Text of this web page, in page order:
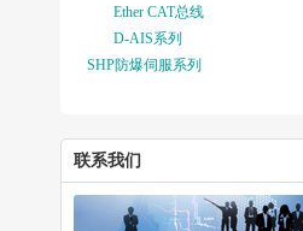
Ether CAT总线
D-AIS系列
SHP防爆伺服系列
联系我们